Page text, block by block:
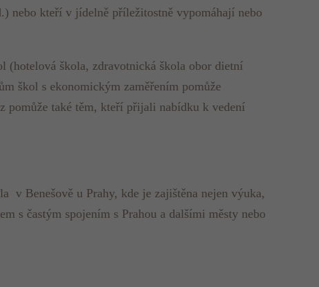
nebo kteří v jídelně příleži­tostně vypomáhají nebo
(hotelová škola, zdravotnická škola obor dietní
škol s ekonomickým zaměřením pomůže
pomůže také těm, kteří přijali nabídku k vedení
v Benešově u Prahy, kde je zajištěna nejen výuka,
s častým spojením s Prahou a dalšími městy nebo